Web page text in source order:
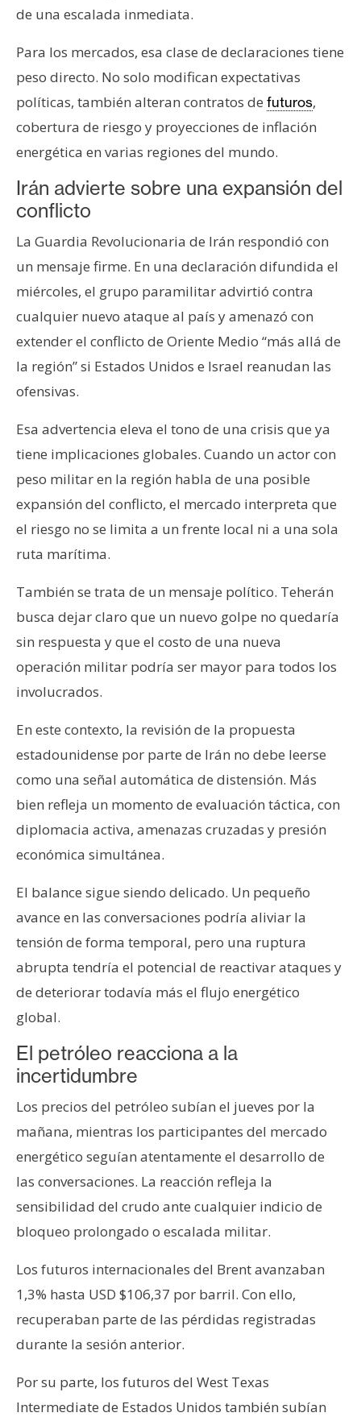
de una escalada inmediata.
Para los mercados, esa clase de declaraciones tiene
peso directo. No solo modifican expectativas
políticas, también alteran contratos de futuros,
cobertura de riesgo y proyecciones de inflación
energética en varias regiones del mundo.
Irán advierte sobre una expansión del
conflicto
La Guardia Revolucionaria de Irán respondió con
un mensaje firme. En una declaración difundida el
miércoles, el grupo paramilitar advirtió contra
cualquier nuevo ataque al país y amenazó con
extender el conflicto de Oriente Medio “más allá de
la región” si Estados Unidos e Israel reanudan las
ofensivas.
Esa advertencia eleva el tono de una crisis que ya
tiene implicaciones globales. Cuando un actor con
peso militar en la región habla de una posible
expansión del conflicto, el mercado interpreta que
el riesgo no se limita a un frente local ni a una sola
ruta marítima.
También se trata de un mensaje político. Teherán
busca dejar claro que un nuevo golpe no quedaría
sin respuesta y que el costo de una nueva
operación militar podría ser mayor para todos los
involucrados.
En este contexto, la revisión de la propuesta
estadounidense por parte de Irán no debe leerse
como una señal automática de distensión. Más
bien refleja un momento de evaluación táctica, con
diplomacia activa, amenazas cruzadas y presión
económica simultánea.
El balance sigue siendo delicado. Un pequeño
avance en las conversaciones podría aliviar la
tensión de forma temporal, pero una ruptura
abrupta tendría el potencial de reactivar ataques y
de deteriorar todavía más el flujo energético
global.
El petróleo reacciona a la
incertidumbre
Los precios del petróleo subían el jueves por la
mañana, mientras los participantes del mercado
energético seguían atentamente el desarrollo de
las conversaciones. La reacción refleja la
sensibilidad del crudo ante cualquier indicio de
bloqueo prolongado o escalada militar.
Los futuros internacionales del Brent avanzaban
1,3% hasta USD $106,37 por barril. Con ello,
recuperaban parte de las pérdidas registradas
durante la sesión anterior.
Por su parte, los futuros del West Texas
Intermediate de Estados Unidos también subían